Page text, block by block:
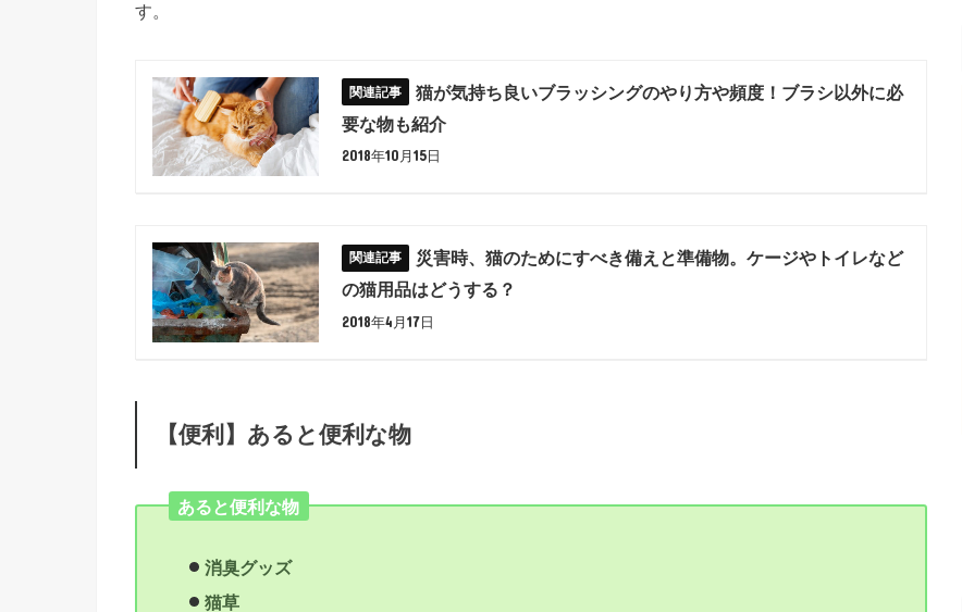
す。
猫が気持ち良いブラッシングのやり方や頻度！ブラシ以外に必
要な物も紹介
2018年10月15日
災害時、猫のためにすべき備えと準備物。ケージやトイレなど
の猫用品はどうする？
2018年4月17日
【便利】あると便利な物
あると便利な物
消臭グッズ
猫草